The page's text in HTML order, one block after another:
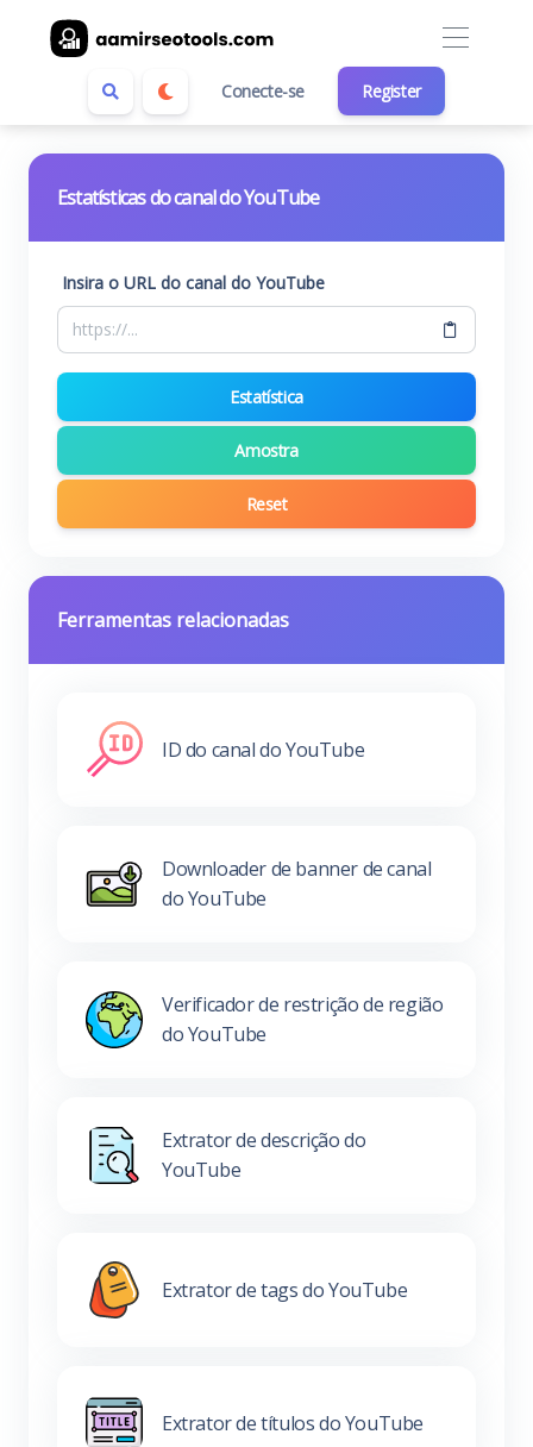
Conecte-se Register
Estatísticas do canal do YouTube
Insira o URL do canal do YouTube
Estatística
Amostra
Reset
Ferramentas relacionadas
ID do canal do YouTube
Downloader de banner de canal
do YouTube
Verificador de restrição de região
do YouTube
Extrator de descrição do
YouTube
Extrator de tags do YouTube
Extrator de títulos do YouTube